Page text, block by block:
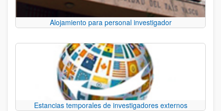
Alojamiento para personal investigador
Estancias temporales de investigadores externos